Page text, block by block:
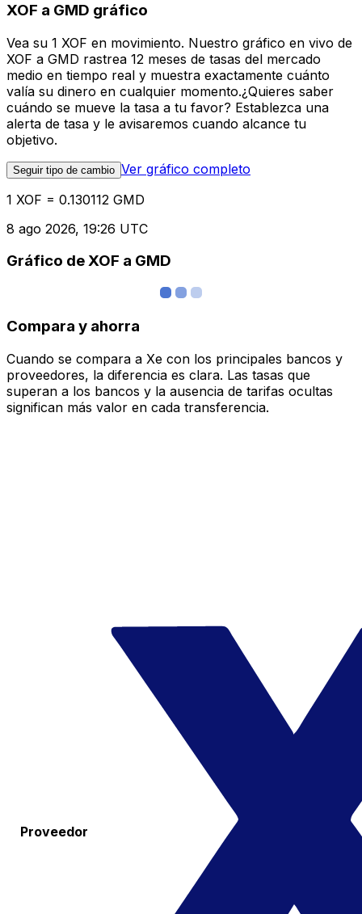
XOF a GMD gráfico
Vea su 1 XOF en movimiento. Nuestro gráfico en vivo de
XOF a GMD rastrea 12 meses de tasas del mercado
medio en tiempo real y muestra exactamente cuánto
valía su dinero en cualquier momento.¿Quieres saber
cuándo se mueve la tasa a tu favor? Establezca una
alerta de tasa y le avisaremos cuando alcance tu
objetivo.
Seguir tipo de cambio Ver gráfico completo
1 XOF = 0.130112 GMD
8 ago 2026, 19:26 UTC
Gráfico de XOF a GMD
Compara y ahorra
Cuando se compara a Xe con los principales bancos y
proveedores, la diferencia es clara. Las tasas que
superan a los bancos y la ausencia de tarifas ocultas
significan más valor en cada transferencia.
Proveedor